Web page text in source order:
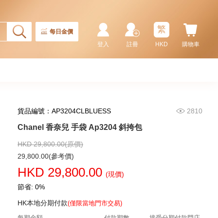
每日金價
購物車
繁
HKD
註冊
登入
貨品編號：AP3204CLBLUESS 2810
Chanel 香奈兒 手袋 Ap3204 斜挎包
HKD 29,800.00(原價)
29,800.00(參考價)
HKD 29,800.00 (現價)
節省: 0%
HK本地分期付款(僅限當地門市交易)
Chanel 香奈兒 手袋 Ap4936c Blk
Gp 單肩包/斜挎包